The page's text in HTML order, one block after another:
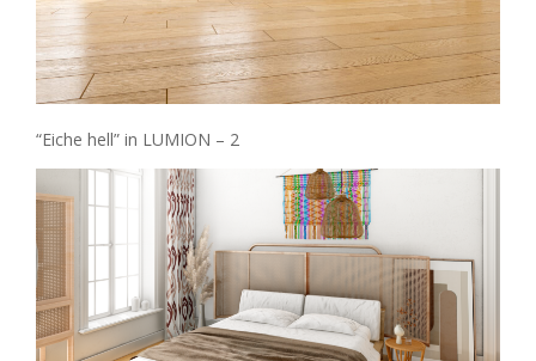
“Eiche hell” in LUMION – 2